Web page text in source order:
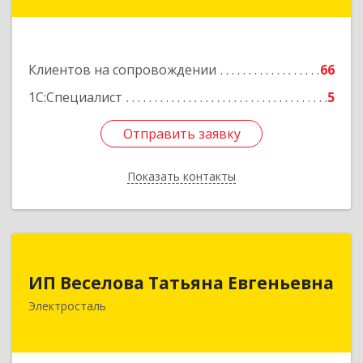
Клиентов на сопровождении
66
1С:Специалист
5
Отправить заявку
Показать контакты
Подробнее
Отправить заявку
Назад
ИП Веселова Татьяна Евгеньевна
Электросталь
Подробнее